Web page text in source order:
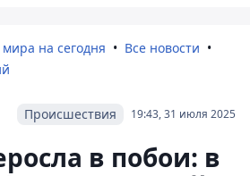
на сегодня
Все новости
19:43, 31 июля 2025
Происшествия
в побои: в